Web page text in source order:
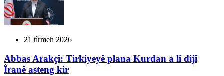
21 tîrmeh 2026
Abbas Arakçî: Tirkiyeyê plana Kurdan a li dijî
Îranê asteng kir